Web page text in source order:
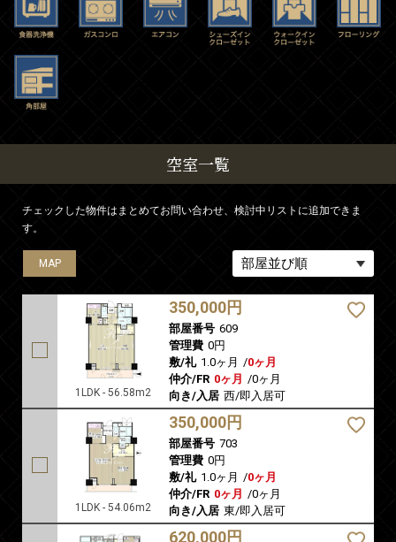
空室一覧
チェックした物件はまとめてお問い合わせ、検討中リストに追加できま
す。
MAP
1LDK - 56.58m2
350,000円
部屋番号 609
管理費 0円
敷/礼 1.0ヶ月 /0ヶ月
仲介/FR 0ヶ月 /0ヶ月
向き/入居 西/即入居可
MAP
1LDK - 54.06m2
350,000円
部屋番号 703
管理費 0円
敷/礼 1.0ヶ月 /0ヶ月
仲介/FR 0ヶ月 /0ヶ月
向き/入居 東/即入居可
MAP
620,000円
MAP
MAP